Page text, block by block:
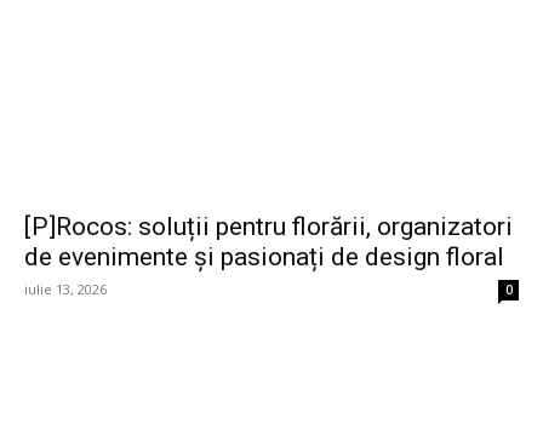
[P]Rocos: soluții pentru florării, organizatori
de evenimente și pasionați de design floral
iulie 13, 2026 0